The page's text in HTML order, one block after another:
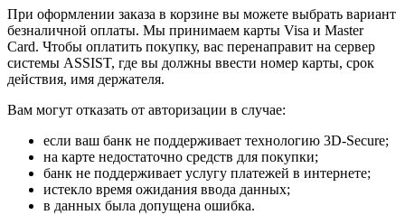
При оформлении заказа в корзине вы можете выбрать вариант
безналичной оплаты. Мы принимаем карты Visa и Master
Card. Чтобы оплатить покупку, вас перенаправит на сервер
системы ASSIST, где вы должны ввести номер карты, срок
действия, имя держателя.
Вам могут отказать от авторизации в случае:
если ваш банк не поддерживает технологию 3D-Secure;
на карте недостаточно средств для покупки;
банк не поддерживает услугу платежей в интернете;
истекло время ожидания ввода данных;
в данных была допущена ошибка.